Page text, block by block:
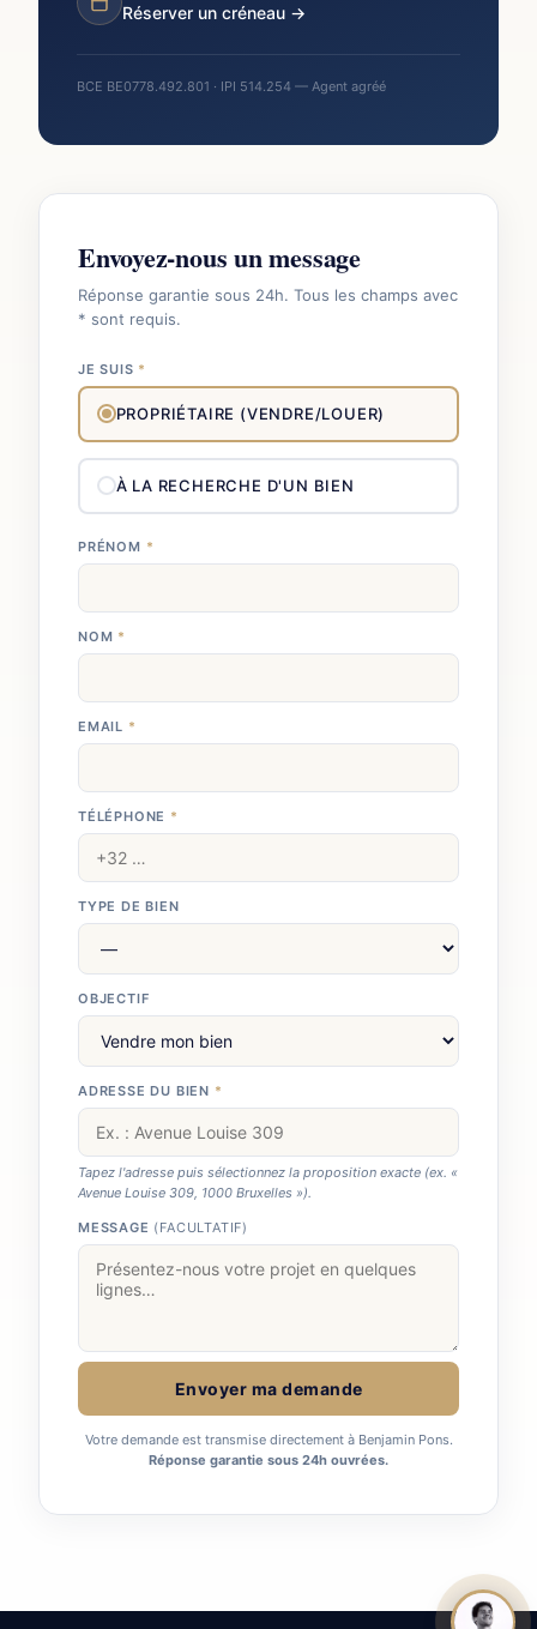
Réserver un créneau →
BCE BE0778.492.801 · IPI 514.254 — Agent agréé
Envoyez-nous un message
Réponse garantie sous 24h. Tous les champs avec
* sont requis.
JE SUIS *
PROPRIÉTAIRE (VENDRE/LOUER)
À LA RECHERCHE D'UN BIEN
PRÉNOM *
NOM *
EMAIL *
TÉLÉPHONE *
TYPE DE BIEN
OBJECTIF
ADRESSE DU BIEN *
Tapez l'adresse puis sélectionnez la proposition exacte (ex. «
Avenue Louise 309, 1000 Bruxelles »).
MESSAGE (FACULTATIF)
Envoyer ma demande
Votre demande est transmise directement à Benjamin Pons.
Réponse garantie sous 24h ouvrées.